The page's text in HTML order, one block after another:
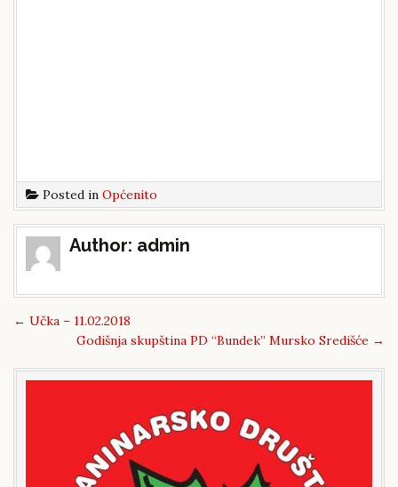
Posted in Općenito
Author: admin
Post
navigation
← Učka – 11.02.2018
Godišnja skupština PD “Bundek” Mursko Središće →